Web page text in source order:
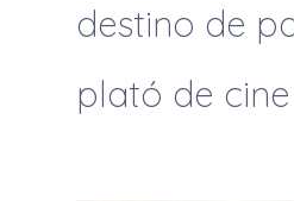
destino de
plató de cine